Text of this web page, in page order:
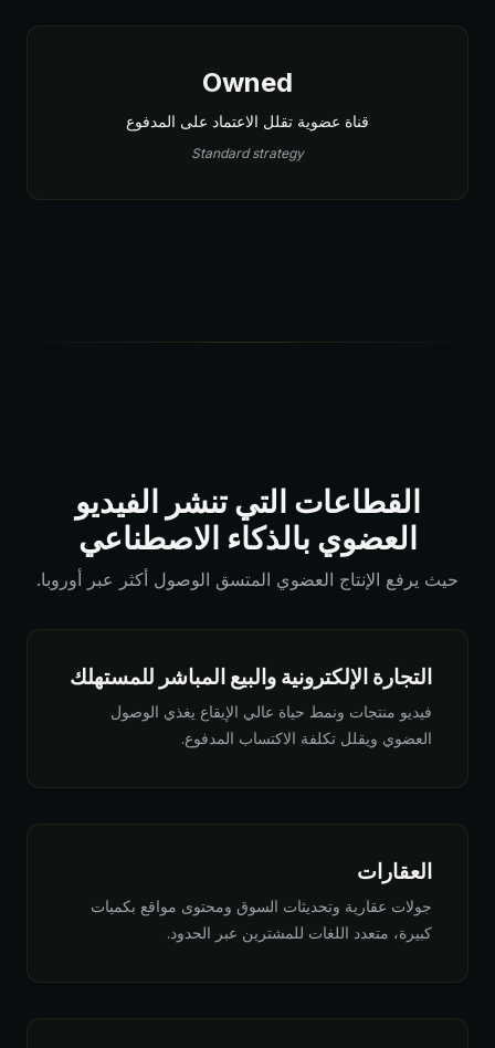
Owned
قناة عضوية تقلل الاعتماد على المدفوع
Standard strategy
القطاعات التي تنشر الفيديو
العضوي بالذكاء الاصطناعي
حيث يرفع الإنتاج العضوي المتسق الوصول أكثر عبر أوروبا.
التجارة الإلكترونية والبيع المباشر للمستهلك
فيديو منتجات ونمط حياة عالي الإيقاع يغذي الوصول
العضوي ويقلل تكلفة الاكتساب المدفوع.
العقارات
جولات عقارية وتحديثات السوق ومحتوى مواقع بكميات
كبيرة، متعدد اللغات للمشترين عبر الحدود.